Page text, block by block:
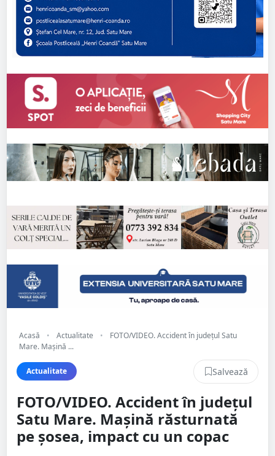
Acasă • Actualitate •
FOTO/VIDEO. Accident în județul Satu
Mare. Mașină ...
Actualitate Salvează
FOTO/VIDEO. Accident în județul
Satu Mare. Mașină răsturnată
pe șosea, impact cu un copac